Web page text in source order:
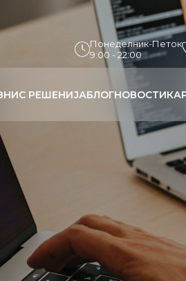
Понеделник-Петок
9:00 - 22:00
РЕШЕНИЈАБЛОГНОВОСТИ